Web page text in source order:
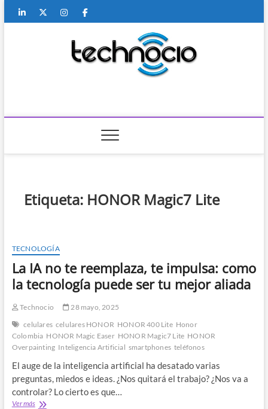
Saltar
LinkedinTwitter
Instagram
Facebook
Etiqueta: HONOR Magic7 Lite
TECNOLOGÍA
La IA no te reemplaza, te impulsa: como
la tecnología puede ser tu mejor aliada
Technocio
28 mayo, 2025
celulares celulares HONOR HONOR 400 Lite Honor
Colombia HONOR Magic Easer HONOR Magic7 Lite HONOR
Overpainting Inteligencia Artificial smartphones teléfonos
El auge de la inteligencia artificial ha desatado varias
preguntas, miedos e ideas. ¿Nos quitará el trabajo? ¿Nos va a
controlar? Lo cierto es que…
Ver másLa